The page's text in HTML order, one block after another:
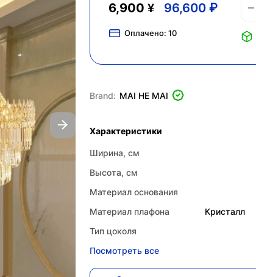
6,900 ¥ 96,600 ₽
Оплачено: 10
Brand: MAI HE MAI
Характеристики
Ширина, см
Высота, см
Материал основания
Материал плафона
Кристалл
Тип цоколя
Посмотреть все